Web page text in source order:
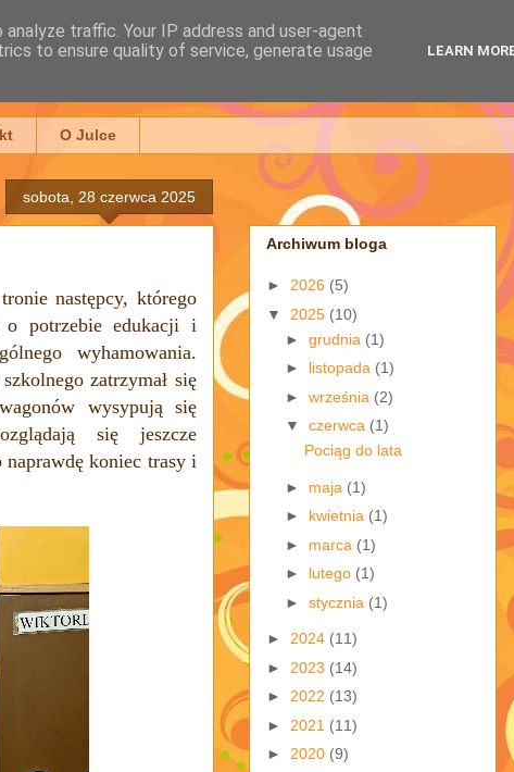
O Julce
sobota, 28 czerwca 2025
następcy, którego
o potrzebie edukacji i
wyhamowania.
zatrzymał się
wysypują się
się jeszcze
koniec trasy i
Archiwum bloga
► 2026 (5)
▼ 2025 (10)
► grudnia (1)
► listopada (1)
► września (2)
▼ czerwca (1)
Pociąg do lata
► maja (1)
► kwietnia (1)
► marca (1)
► lutego (1)
► stycznia (1)
► 2024 (11)
► 2023 (14)
► 2022 (13)
► 2021 (11)
► 2020 (9)
traffic. Your IP address and user-agent
to ensure quality of service, generate usage
LEARN